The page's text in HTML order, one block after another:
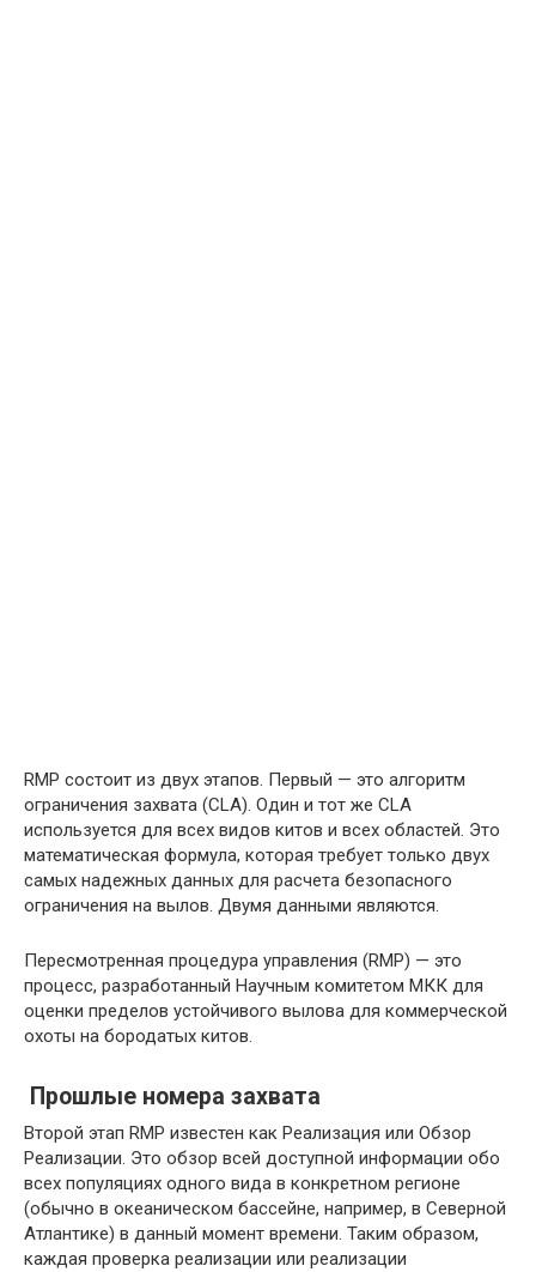
RMP состоит из двух этапов. Первый — это алгоритм
ограничения захвата (CLA). Один и тот же CLA
используется для всех видов китов и всех областей. Это
математическая формула, которая требует только двух
самых надежных данных для расчета безопасного
ограничения на вылов. Двумя данными являются.
Пересмотренная процедура управления (RMP) — это
процесс, разработанный Научным комитетом МКК для
оценки пределов устойчивого вылова для коммерческой
охоты на бородатых китов.
Прошлые номера захвата
Второй этап RMP известен как Реализация или Обзор
Реализации. Это обзор всей доступной информации обо
всех популяциях одного вида в конкретном регионе
(обычно в океаническом бассейне, например, в Северной
Атлантике) в данный момент времени. Таким образом,
каждая проверка реализации или реализации